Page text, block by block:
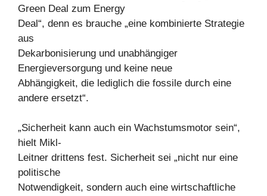
Green Deal zum Energy
Deal“, denn es brauche „eine kombinierte Strategie
aus
Dekarbonisierung und unabhängiger
Energieversorgung und keine neue
Abhängigkeit, die lediglich die fossile durch eine
andere ersetzt“.
„Sicherheit kann auch ein Wachstumsmotor sein“,
hielt Mikl-
Leitner drittens fest. Sicherheit sei „nicht nur eine
politische
Notwendigkeit, sondern auch eine wirtschaftliche